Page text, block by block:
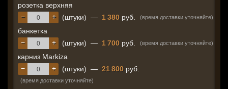
розетка верхняя
+
− (штуки) — 1 380 руб. (время доставки уточняйте)
банкетка
+
− (штуки) — 1 700 руб. (время доставки уточняйте)
карниз Markiza
+
− (штуки) — 21 800 руб.
(время доставки уточняйте)